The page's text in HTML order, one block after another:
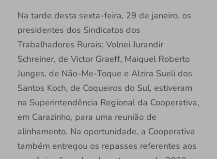
Na tarde desta sexta-feira, 29 de janeiro, os
presidentes dos Sindicatos dos
Trabalhadores Rurais; Volnei Jurandir
Schreiner, de Victor Graeff, Maiquel Roberto
Junges, de Não-Me-Toque e Alzira Sueli dos
Santos Koch, de Coqueiros do Sul, estiveram
na Superintendência Regional da Cooperativa,
em Carazinho, para uma reunião de
alinhamento. Na oportunidade, a Cooperativa
também entregou os repasses referentes aos